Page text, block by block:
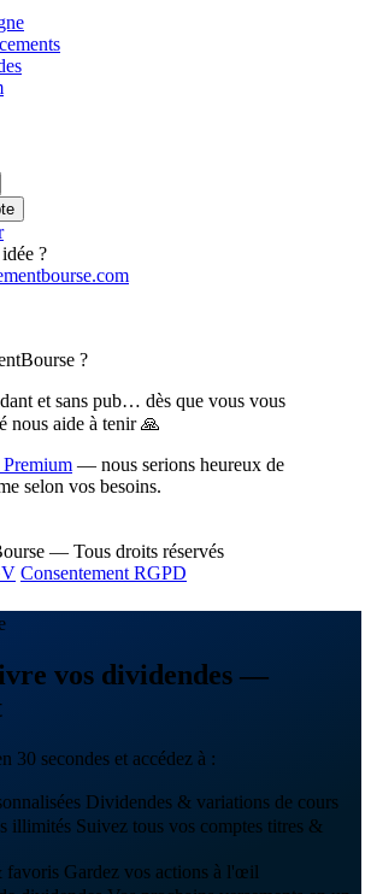
?
?
et sans pub… dès que vous vous
nous aide à tenir 🙏
— nous serions heureux de
selon vos besoins.
— Tous droits réservés
Consentement RGPD
vos dividendes —
30 secondes et accédez à :
Dividendes & variations de cours
illimités Suivez tous vos comptes titres &
favoris Gardez vos actions à l'œil